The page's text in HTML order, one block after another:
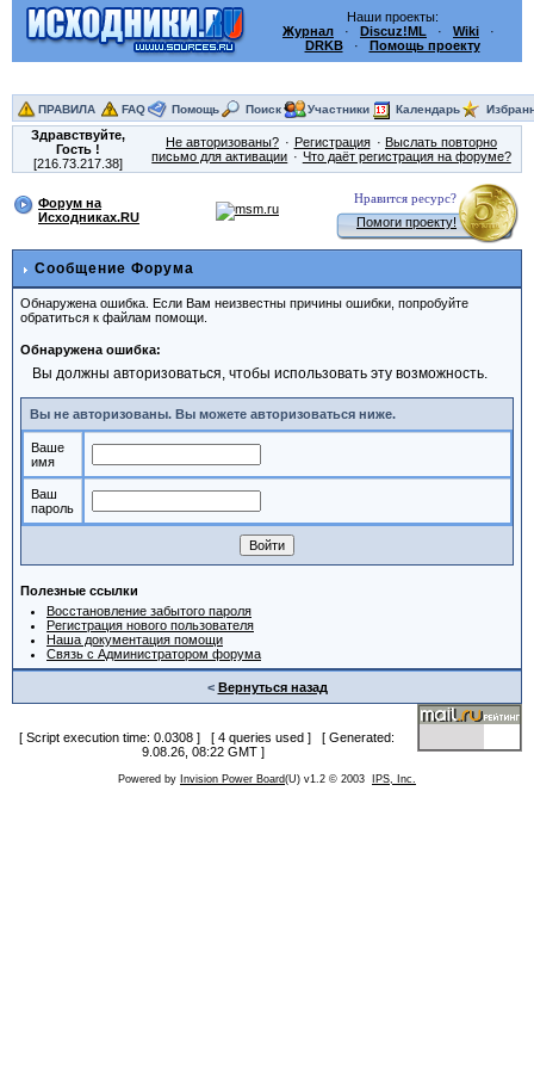
Наши проекты:
Журнал · Discuz!ML · Wiki ·
DRKB· Помощь проекту
ПРАВИЛА FAQ Помощь Поиск Участники Календарь
Здравствуйте,
Гость!
[216.73.217.38]
Не авторизованы? Регистрация
Выслать повторно
письмо для активации
Что даёт регистрация на форуме?
Форум на
Исходниках.RU
Нравится ресурс?
Помоги проекту!
Сообщение Форума
Обнаружена ошибка. Если Вам неизвестны причины ошибки, попробуйте
обратиться к файлам помощи.
Обнаружена ошибка:
Вы должны авторизоваться, чтобы использовать эту возможность.
Вы не авторизованы. Вы можете авторизоваться ниже.
Ваше
имя
Ваш
пароль
Полезные ссылки
Восстановление забытого пароля
Регистрация нового пользователя
Наша документация помощи
Связь с Администратором форума
< Вернуться назад
[ Script execution time: 0.0308 ] [ 4 queries used ] [ Generated:
9.08.26, 08:22 GMT ]
Powered by Invision Power Board(U) v1.2 © 2003 IPS, Inc.